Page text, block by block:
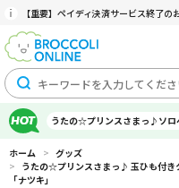
【重要】ペイディ決済サービス終了の
うたの☆プリンスさまっ♪ソロ
ホーム > グッズ
> うたの☆プリンスさまっ♪ 玉ひも付
「ナツキ」